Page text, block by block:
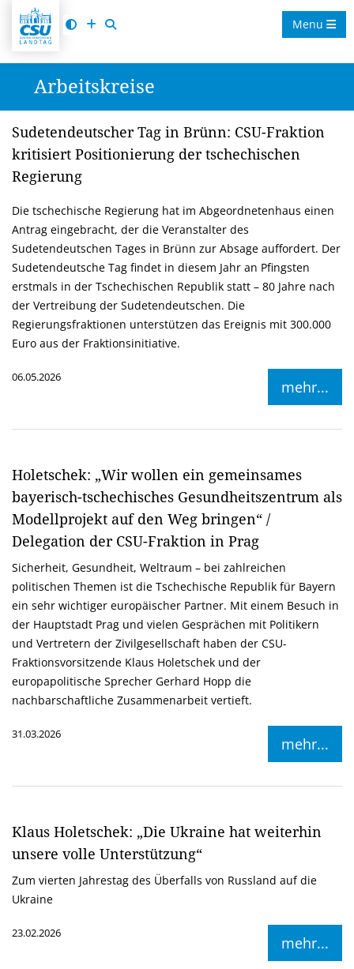
Menu
Arbeitskreise
Sudetendeutscher Tag in Brünn: CSU-Fraktion
kritisiert Positionierung der tschechischen
Regierung
Die tschechische Regierung hat im Abgeordnetenhaus einen
Antrag eingebracht, der die Veranstalter des
Sudetendeutschen Tages in Brünn zur Absage auffordert. Der
Sudetendeutsche Tag findet in diesem Jahr an Pfingsten
erstmals in der Tschechischen Republik statt – 80 Jahre nach
der Vertreibung der Sudetendeutschen. Die
Regierungsfraktionen unterstützen das Ereignis mit 300.000
Euro aus der Fraktionsinitiative.
06.05.2026
mehr...
Holetschek: „Wir wollen ein gemeinsames
bayerisch-tschechisches Gesundheitszentrum als
Modellprojekt auf den Weg bringen“ /
Delegation der CSU-Fraktion in Prag
Sicherheit, Gesundheit, Weltraum – bei zahlreichen
politischen Themen ist die Tschechische Republik für Bayern
ein sehr wichtiger europäischer Partner. Mit einem Besuch in
der Hauptstadt Prag und vielen Gesprächen mit Politikern
und Vertretern der Zivilgesellschaft haben der CSU-
Fraktionsvorsitzende Klaus Holetschek und der
europapolitische Sprecher Gerhard Hopp die
nachbarschaftliche Zusammenarbeit vertieft.
31.03.2026
mehr...
Klaus Holetschek: „Die Ukraine hat weiterhin
unsere volle Unterstützung“
Zum vierten Jahrestag des Überfalls von Russland auf die
Ukraine
23.02.2026
mehr...